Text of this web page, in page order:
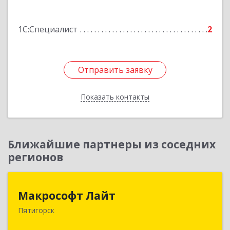
1С:Специалист 2
Отправить заявку
Показать контакты
Отправить заявку
Назад
Ближайшие партнеры из соседних
регионов
Макрософт Лайт
Пятигорск357501, Ставропольский край, Пятигорск г,